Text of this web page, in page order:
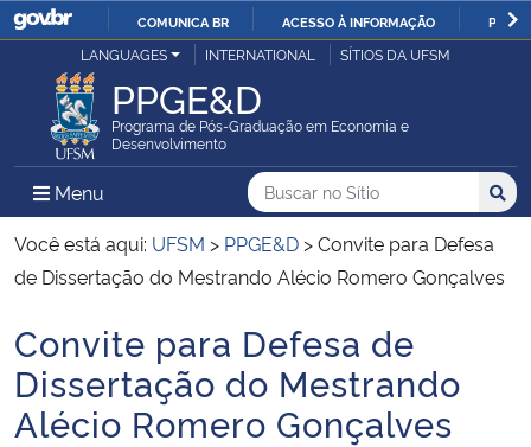
IR
O
COMUNICA BR ACESSO À INFORMAÇÃO
Ministério da Justiça e Segurança Pública
Ministério da Defesa
Ministério das Relações Exteriores
Ministério da Infraestrutura
Ministério da Agricultura, Pecuária e Abastecimento
LANGUAGES INTERNATIONAL SÍTIOS DA UFSM
PPGE&D
Programa de Pós-Graduação em Economia e
Desenvolvimento
Menu Menu Principal do Sítio
Busca
Buscar no no Sítio
Busca:
Você está aqui: UFSM > PPGE&D >Convite para Defesa
de Dissertação do Mestrando Alécio Romero Gonçalves
Início do conteúdo
Convite para Defesa de
Dissertação do Mestrando
Alécio Romero Gonçalves